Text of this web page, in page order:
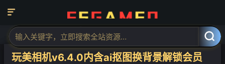


当前位置：福神网-专注分享最实用的软件、工具、资讯 正文
玩美相机v6.4.0内含ai抠图换背景解锁会员